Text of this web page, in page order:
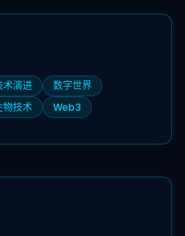
术演进
数字世界
物技术 Web3